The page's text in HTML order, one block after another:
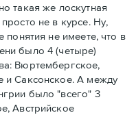
такая же лоскутная
не в курсе. Ну,
не имеете, что в
было 4 (четыре)
Вюртембергское,
и Саксонское. А между
было "всего" 3
Австрийское